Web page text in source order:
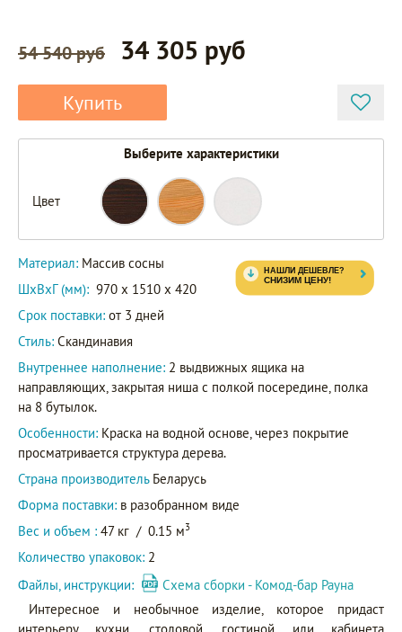
54 540 руб 34 305 руб
Купить
Выберите характеристики
Цвет
Материал: Массив сосны
ШxВxГ (мм): 970 x 1510 x 420
Срок поставки: от 3 дней
Стиль: Скандинавия
Внутреннее наполнение: 2 выдвижных ящика на
направляющих, закрытая ниша с полкой посередине, полка
на 8 бутылок.
Особенности: Краска на водной основе, через покрытие
просматривается структура дерева.
Страна производитель Беларусь
Форма поставки: в разобранном виде
Вес и объем : 47 кг / 0.15 м3
Количество упаковок: 2
Файлы, инструкции:
Схема сборки - Комод-бар Рауна
Интересное и необычное изделие, которое придаст
интерьеру кухни, столовой, гостиной или кабинета